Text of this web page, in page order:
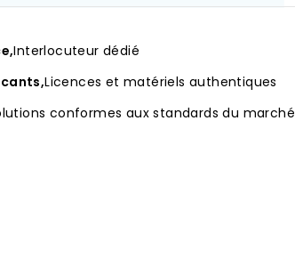
Interlocuteur dédié
Licences et matériels authentiques
conformes aux standards du marché